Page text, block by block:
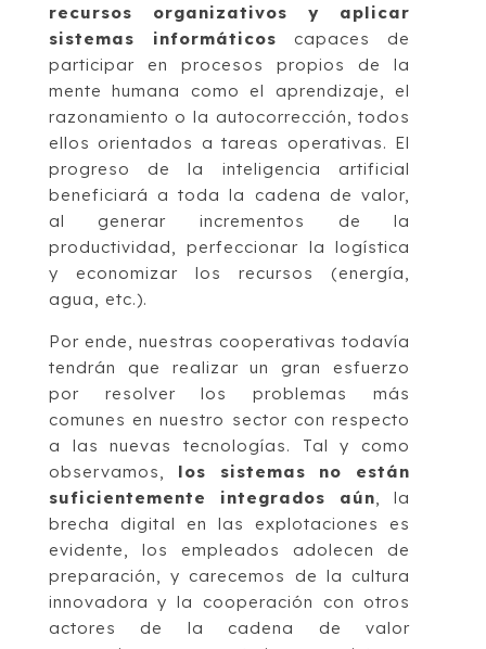
recursos organizativos y aplicar
sistemas informáticos capaces de
participar en procesos propios de la
mente humana como el aprendizaje, el
razonamiento o la autocorrección, todos
ellos orientados a tareas operativas. El
progreso de la inteligencia artificial
beneficiará a toda la cadena de valor,
al generar incrementos de la
productividad, perfeccionar la logística
y economizar los recursos (energía,
agua, etc.).
Por ende, nuestras cooperativas todavía
tendrán que realizar un gran esfuerzo
por resolver los problemas más
comunes en nuestro sector con respecto
a las nuevas tecnologías. Tal y como
observamos, los sistemas no están
suficientemente integrados aún, la
brecha digital en las explotaciones es
evidente, los empleados adolecen de
preparación, y carecemos de la cultura
innovadora y la cooperación con otros
actores de la cadena de valor